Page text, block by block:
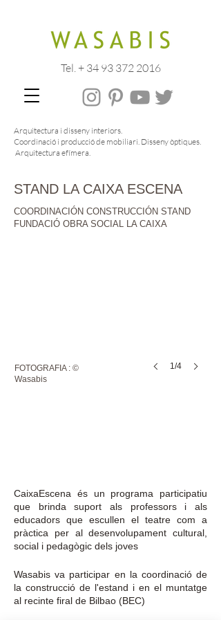
Arquitectura i disseny interiors.
Coordinació i producció de mobiliari. Disseny òptiques.
Arquitectura efímera.
Tel. + 34 93 372 2016
STAND LA CAIXA ESCENA
COORDINACIÓN CONSTRUCCIÓN STAND
FUNDACIÓ OBRA SOCIAL LA CAIXA
1/4
FOTOGRAFIA : ©
Wasabis
CaixaEscena és un programa participatiu
que brinda suport als professors i als
educadors que escullen el teatre com a
pràctica per al desenvolupament cultural,
social i pedagògic dels joves
Wasabis va participar en la coordinació de
la construcció de l'estand i en el muntatge
al recinte firal de Bilbao (BEC)